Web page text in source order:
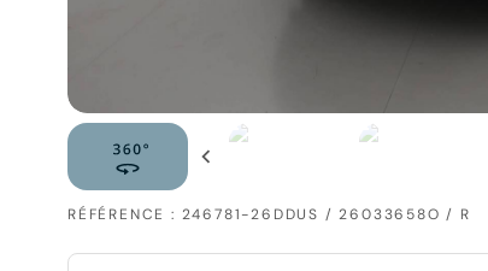
RÉFÉRENCE : 246781-26DDUS / 26033658O / R